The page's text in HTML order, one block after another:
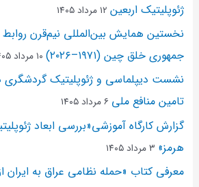
ژئوپلیتیک اربعین ۱۲ مرداد ۱۴۰۵
نخستین همایش بین‌المللی نیم‌قرن روابط
جمهوری خلق چین (۱۹۷۱–۲۰۲۶)
۱۰ مرداد ۱۴۰۵
نشست دیپلماسی و ژئو‌پلیتیک گردشگری
تامین منافع ملی ۶ مرداد ۱۴۰۵
گزارش کارگاه آموزشی«بررسی ابعاد
هرمز» ۳ مرداد ۱۴۰۵
معرفی کتاب «حمله نظامی عراق به ایران